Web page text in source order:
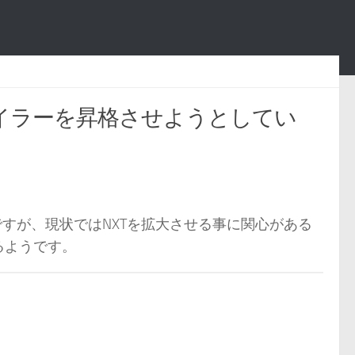
ラーを昇格させようとしてい
が、現状ではNXTを拡大させる事に関心がある
うです。